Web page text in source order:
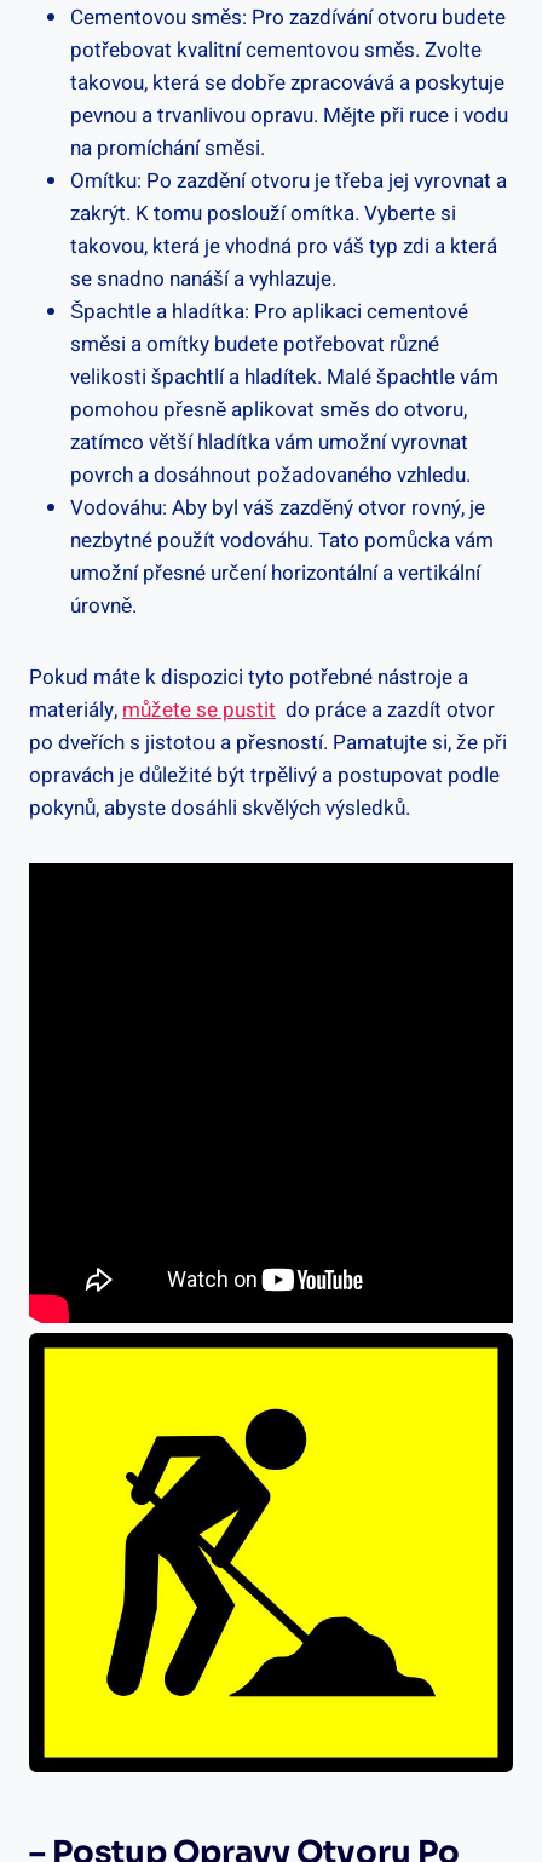
Cementovou směs: Pro zazdívání otvoru budete
potřebovat kvalitní cementovou​ směs.⁣ Zvolte
takovou, která⁢ se dobře‌ zpracovává a poskytuje
pevnou a trvanlivou opravu. Mějte při⁢ ruce i vodu‌
na promíchání⁣ směsi.
Omítku: Po zazdění otvoru je třeba⁣ jej vyrovnat a⁢
zakrýt. K tomu poslouží⁣ omítka. Vyberte si​
takovou, která ⁣je vhodná ​pro​ váš‍ typ zdi ​a která
se snadno nanáší a vyhlazuje.
Špachtle a ⁢hladítka: Pro aplikaci cementové‍
směsi a ​omítky budete⁤ potřebovat‍ různé
velikosti ⁣špachtlí a hladítek. ⁣Malé špachtle vám
pomohou‍ přesně aplikovat směs ⁣do otvoru,
zatímco větší⁢ hladítka‍ vám​ umožní ‌vyrovnat
povrch a ⁤dosáhnout požadovaného vzhledu.
Vodováhu: Aby byl váš zazděný‌ otvor rovný, je
nezbytné ⁤použít vodováhu. Tato pomůcka vám‍
umožní přesné určení horizontální a vertikální
⁢úrovně.
Pokud máte k dispozici tyto potřebné nástroje‍ a
materiály,⁢ můžete se pustit ⁣ do práce a ‍zazdít otvor
po dveřích s jistotou a přesností. Pamatujte si,⁣ že​ při‍
opravách je důležité‌ být trpělivý a‌ postupovat podle
pokynů, abyste dosáhli​ skvělých ⁢výsledků.
– Postup Opravy ⁣otvoru Po